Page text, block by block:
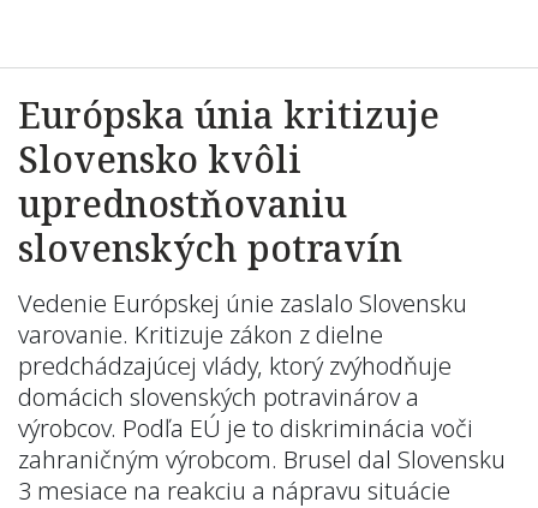
Európska únia kritizuje
Slovensko kvôli
uprednostňovaniu
slovenských potravín
Vedenie Európskej únie zaslalo Slovensku
varovanie. Kritizuje zákon z dielne
predchádzajúcej vlády, ktorý zvýhodňuje
domácich slovenských potravinárov a
výrobcov. Podľa EÚ je to diskriminácia voči
zahraničným výrobcom. Brusel dal Slovensku
3 mesiace na reakciu a nápravu situácie